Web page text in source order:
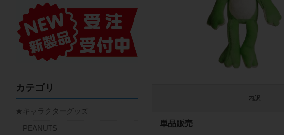
内訳
単品販売
カテゴリ
★キャラクターグッズ
PEANUTS